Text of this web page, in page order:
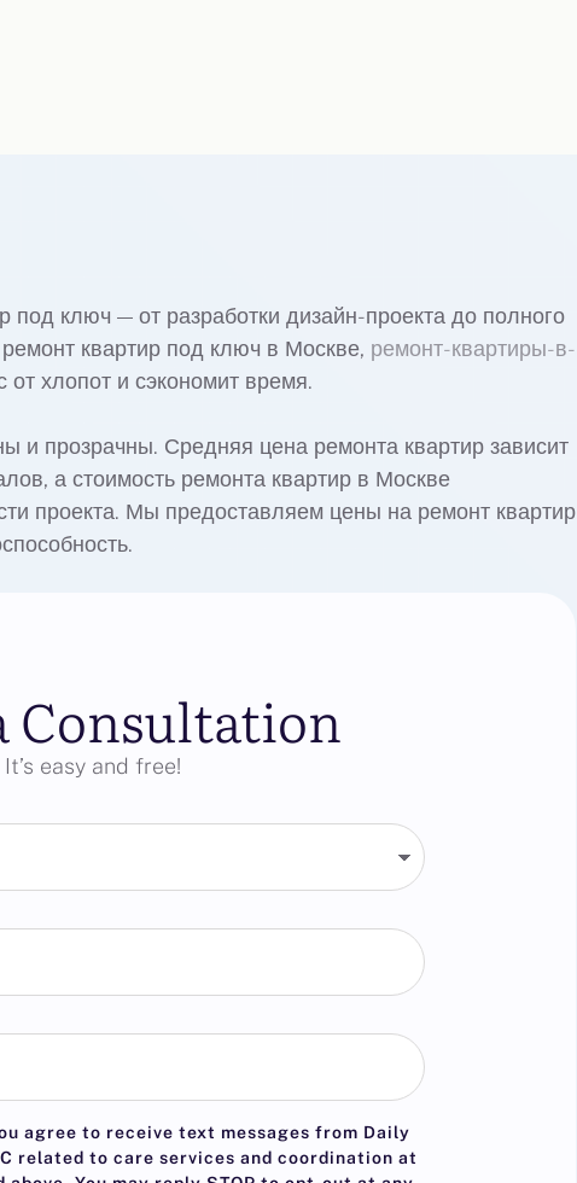
ключ — от разработки дизайн-проекта до полного
квартир под ключ в Москве, ремонт-квартиры-в-
от хлопот и сэкономит время.
и прозрачны. Средняя цена ремонта квартир зависит
а стоимость ремонта квартир в Москве
проекта. Мы предоставляем цены на ремонт квартир
Consultation
It’s easy and free!
agree to receive text messages from Daily
related to care services and coordination at